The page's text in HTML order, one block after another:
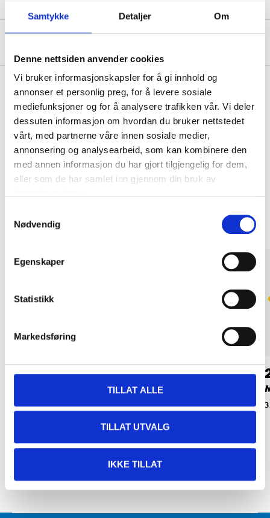
Samtykke Detaljer Om
Denne nettsiden anvender cookies
Vi bruker informasjonskapsler for å gi innhold og
annonser et personlig preg, for å levere sosiale
mediefunksjoner og for å analysere trafikken vår. Vi deler
dessuten informasjon om hvordan du bruker nettstedet
vårt, med partnerne våre innen sosiale medier,
annonsering og analysearbeid, som kan kombinere den
med annen informasjon du har gjort tilgjengelig for dem,
eller som de har samlet inn gjennom din bruk av
Nødvendig
Egenskaper
Statistikk
Markedsføring
TILLAT ALLE
TILLAT UTVALG
IKKE TILLAT
Kjøp & Hent
Kjøp & Hent i ditt varehus.
LES MER
8990
Beskyttelsesfilm, 8 x
500 cm
2990
Dørbeskyttere, 4 stk.
33-312